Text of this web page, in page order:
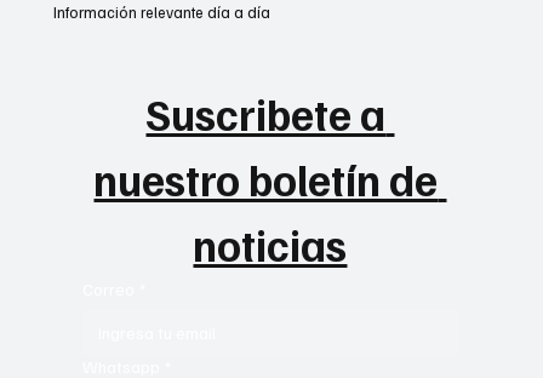
Suscribete a
nuestro boletín de
noticias
Información relevante día a día